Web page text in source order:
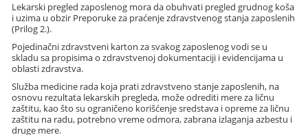
Lekarski pregled zaposlenog mora da obuhvati pregled grudnog koša
i uzima u obzir Preporuke za praćenje zdravstvenog stanja zaposlenih
(Prilog 2.).
Pojedinačni zdravstveni karton za svakog zaposlenog vodi se u
skladu sa propisima o zdravstvenoj dokumentaciji i evidencijama u
oblasti zdravstva.
Služba medicine rada koja prati zdravstveno stanje zaposlenih, na
osnovu rezultata lekarskih pregleda, može odrediti mere za ličnu
zaštitu, kao što su ograničeno korišćenje sredstava i opreme za ličnu
zaštitu na radu, potrebno vreme odmora, zabrana izlaganja azbestu i
druge mere.